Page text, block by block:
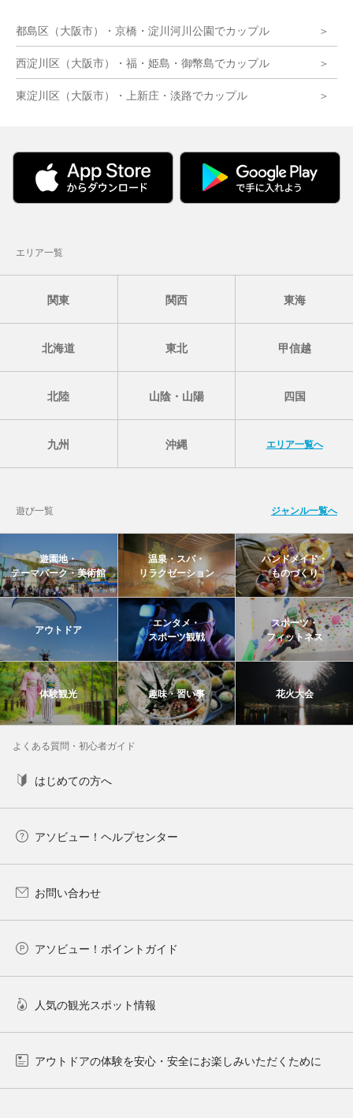
都島区（大阪市）・京橋・淀川河川公園でカップル
西淀川区（大阪市）・福・姫島・御幣島でカップル
東淀川区（大阪市）・上新庄・淡路でカップル
エリア一覧
関東 関西 東海
北海道 東北 甲信越
北陸 山陰・山陽 四国
九州 沖縄 エリア一覧へ
遊び一覧 ジャンル一覧へ
遊園地・
テーマパーク・美術館
温泉・スパ・
リラクゼーション
ハンドメイド・
ものづくり
アウトドア
エンタメ・
スポーツ観戦
スポーツ・
フィットネス
体験観光 趣味・習い事 花火大会
よくある質問・初心者ガイド
はじめての方へ
アソビュー！ヘルプセンター
お問い合わせ
アソビュー！ポイントガイド
人気の観光スポット情報
アウトドアの体験を安心・安全にお楽しみいただくために